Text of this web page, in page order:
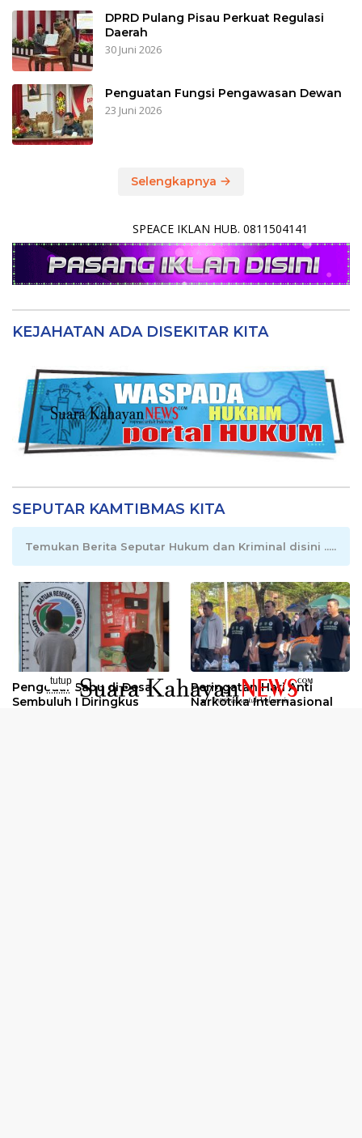
DPRD Pulang Pisau Perkuat Regulasi
Daerah
30 Juni 2026
Penguatan Fungsi Pengawasan Dewan
23 Juni 2026
Selengkapnya
SPEACE IKLAN HUB. 0811504141
KEJAHATAN ADA DISEKITAR KITA
SEPUTAR KAMTIBMAS KITA
Temukan Berita Seputar Hukum dan Kriminal disini .....
Pengedar Sabu di Desa
Sembuluh I Diringkus
Peringatan Hari Anti
Narkotika Internasional
tutup
..........